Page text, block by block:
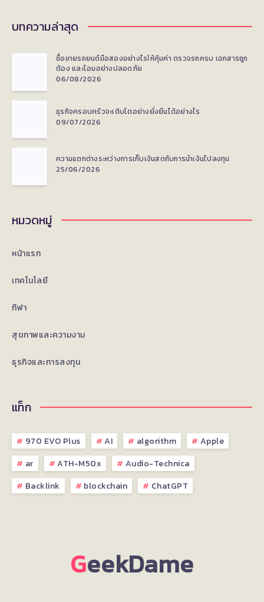
บทความล่าสุด
ซื้อขายรถยนต์มือสองอย่างไรให้คุ้มค่า ตรวจรถครบ เอกสารถูก
ต้อง และโอนอย่างปลอดภัย
06/08/2026
ธุรกิจครอบครัวจะเติบโตอย่างยั่งยืนได้อย่างไร
09/07/2026
ความแตกต่างระหว่างการเก็บเงินสดกับการนำเงินไปลงทุน
25/06/2026
หมวดหมู่
หน้าแรก
เทคโนโลยี
กีฬา
สุขภาพและความงาม
ธุรกิจและการลงทุน
แท็ก
970 EVO Plus AI algorithm
Apple
ar
ATH-M50x
Audio-Technica
Backlink
blockchain ChatGPT
GeekDame